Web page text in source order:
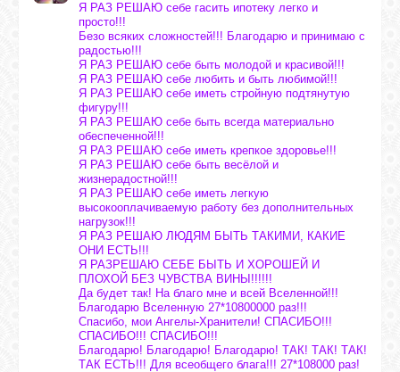
Я РАЗ РЕШАЮ себе гасить ипотеку легко и
просто!!!
Безо всяких сложностей!!! Благодарю и принимаю с
радостью!!!
Я РАЗ РЕШАЮ себе быть молодой и красивой!!!
Я РАЗ РЕШАЮ себе любить и быть любимой!!!
Я РАЗ РЕШАЮ себе иметь стройную подтянутую
фигуру!!!
Я РАЗ РЕШАЮ себе быть всегда материально
обеспеченной!!!
Я РАЗ РЕШАЮ себе иметь крепкое здоровье!!!
Я РАЗ РЕШАЮ себе быть весёлой и
жизнерадостной!!!
Я РАЗ РЕШАЮ себе иметь легкую
высокооплачиваемую работу без дополнительных
нагрузок!!!
Я РАЗ РЕШАЮ ЛЮДЯМ БЫТЬ ТАКИМИ, КАКИЕ
ОНИ ЕСТЬ!!!
Я РАЗРЕШАЮ СЕБЕ БЫТЬ И ХОРОШЕЙ И
ПЛОХОЙ БЕЗ ЧУВСТВА ВИНЫ!!!!!!
Да будет так! На благо мне и всей Вселенной!!!
Благодарю Вселенную 27*10800000 раз!!!
Спасибо, мои Ангелы-Хранители! СПАСИБО!!!
СПАСИБО!!! СПАСИБО!!!
Благодарю! Благодарю! Благодарю! ТАК! ТАК! ТАК!
ТАК ЕСТЬ!!! Для всеобщего блага!!! 27*108000 раз!